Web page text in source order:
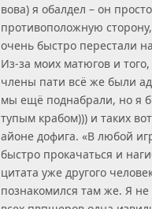
вова) я обалдел – он
противоположную
очень быстро перестали
Из-за моих матюгов и
члены пати всё же были
мы ещё поднабрали, но я
тупым крабом))) и таких
айоне дофига. «В любой
быстро прокачаться и
цитата уже другого
познакомился там же. Я